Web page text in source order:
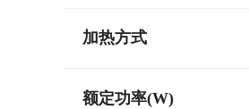
加热方式
额定功率(W)